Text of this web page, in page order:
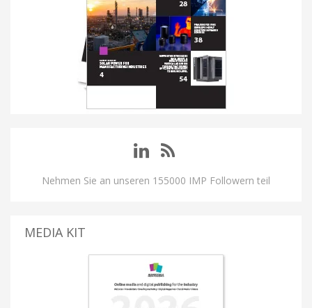
Nehmen Sie an unseren 155000 IMP Followern teil
MEDIA KIT